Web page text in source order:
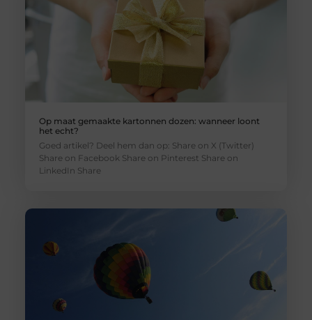
Op maat gemaakte kartonnen dozen: wanneer loont
het echt?
Goed artikel? Deel hem dan op: Share on X (Twitter)
Share on Facebook Share on Pinterest Share on
LinkedIn Share